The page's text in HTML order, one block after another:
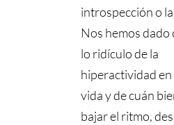
introspección o
Nos hemos dado
lo ridículo de la
hiperactividad
vida y de cuán
bajar el ritmo,